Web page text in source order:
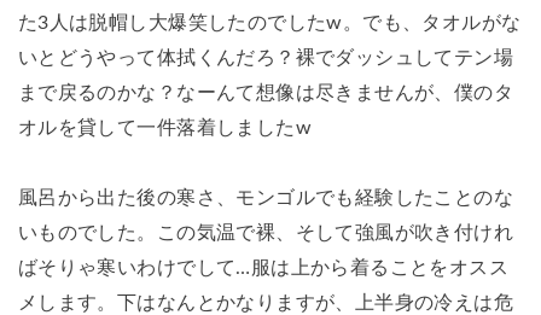
た3人は脱帽し大爆笑したのでしたw。でも、タオルがな
いとどうやって体拭くんだろ？裸でダッシュしてテン場
まで戻るのかな？なーんて想像は尽きませんが、僕のタ
オルを貸して一件落着しましたw
風呂から出た後の寒さ、モンゴルでも経験したことのな
いものでした。この気温で裸、そして強風が吹き付けれ
ばそりゃ寒いわけでして…服は上から着ることをオスス
メします。下はなんとかなりますが、上半身の冷えは危